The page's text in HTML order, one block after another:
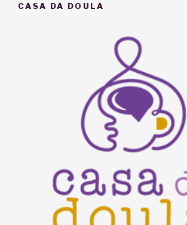
Doula
CASA DA DOULA